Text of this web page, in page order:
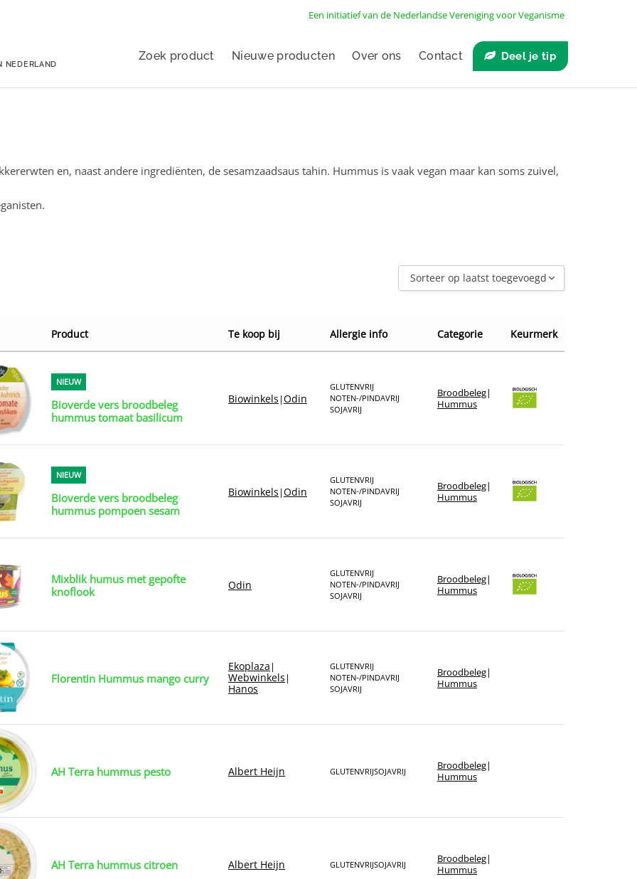
Een initiatief van de Nederlandse Vereniging voor Veganisme
NEDERLAND
Zoek product Nieuwe producten Over ons Contact Deel je tip
en, naast andere ingrediënten, de sesamzaadsaus tahin. Hummus is vaak vegan maar kan soms zuivel,
Sorteer op laatst toegevoegd
Sorteer op naam A - Z
Sorteer op naam Z - A
Sorteer op merk
Product Te koop bij Allergie info Categorie Keurmerk
NIEUW
Bioverde vers broodbeleg
hummus tomaat basilicum
Biowinkels |Odin
GLUTENVRIJ
NOTEN-/PINDAVRIJ
SOJAVRIJ
Broodbeleg|
Hummus
NIEUW
Bioverde vers broodbeleg
hummus pompoen sesam
Biowinkels |Odin
GLUTENVRIJ
NOTEN-/PINDAVRIJ
SOJAVRIJ
Broodbeleg|
Hummus
Mixblik humus met gepofte
knoflook
Odin
GLUTENVRIJ
NOTEN-/PINDAVRIJ
SOJAVRIJ
Broodbeleg|
Hummus
Florentin Hummus mango curry
Ekoplaza |
Webwinkels |
Hanos
GLUTENVRIJ
NOTEN-/PINDAVRIJ
SOJAVRIJ
Broodbeleg|
Hummus
AH Terra hummus pesto Albert Heijn GLUTENVRIJSOJAVRIJ Broodbeleg|
Hummus
AH Terra hummus citroen Albert Heijn GLUTENVRIJSOJAVRIJ Broodbeleg|
Hummus